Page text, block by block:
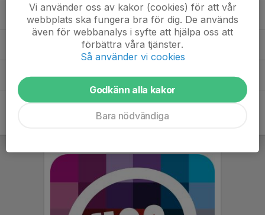
Jönsbergska Cup.pdf
1,76 MB | Jönsbergska Cup 2017
Matchkläder.pdf
| Matchkläder
Vi använder oss av kakor (cookies) för att vår
webbplats ska fungera bra för dig. De används
även för webbanalys i syfte att hjälpa oss att
förbättra våra tjänster.
Så använder vi cookies
Godkänn alla kakor
Bara nödvändiga